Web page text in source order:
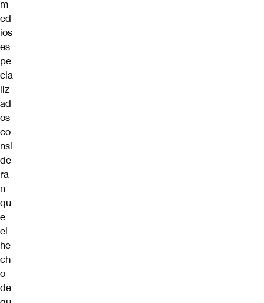
m
ed
ios
es
pe
cia
liz
ad
os
co
nsi
de
ra
n
qu
e
el
he
ch
o
de